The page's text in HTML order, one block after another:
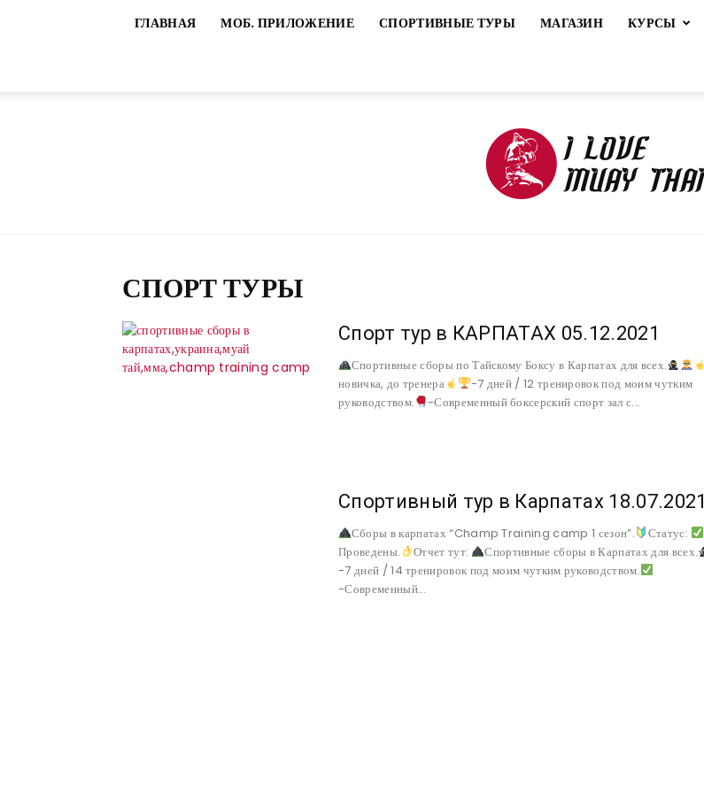
ГЛАВНАЯ МОБ. ПРИЛОЖЕНИЕ СПОРТИВНЫЕ ТУРЫ МАГАЗИН КУРСЫ
СПОРТ ТУРЫ
Спорт тур в КАРПАТАХ 05.12.2021
Спортивные сборы по Тайскому Боксу в Карпатах для всех.
новичка, до тренера
-7 дней / 12 тренировок под моим чутким
руководством.
-Современный боксерский спорт зал с...
Спортивный тур в Карпатах 18.07.2021
Сборы в карпатах “Champ Training camp 1 сезон”.
Статус:
Проведены.
Отчет тут:
Спортивные сборы в Карпатах для всех.
-7 дней / 14 тренировок под моим чутким руководством.
-Современный...